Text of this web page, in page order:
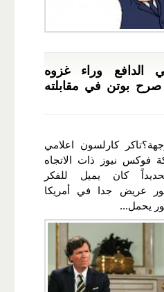
الدافع وراء غزوه
صرح بوتن في مقابلته
كارلسون اعلامي
فوكس نيوز ذات الاتجاه
كان يميل للفكر
عريض جدا في أمريكا
يحمل...